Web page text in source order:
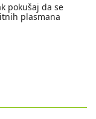
pokušaj da se
plasmana